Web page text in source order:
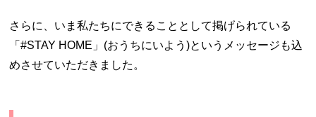
さらに、いま私たちにできることとして掲げられている
「#STAY HOME」(おうちにいよう)というメッセージも込
めさせていただきました。